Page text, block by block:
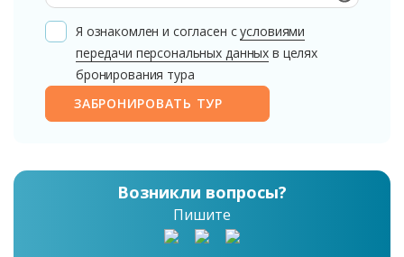
Я ознакомлен и согласен сусловиями
передачи персональных данных в целях
бронирования тура
ЗАБРОНИРОВАТЬ ТУР
Возникли вопросы?
Пишите